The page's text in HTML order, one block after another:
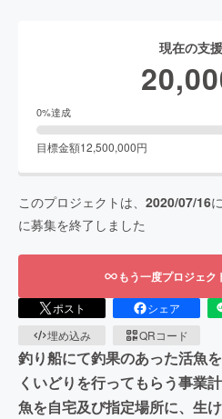
現在の支
0%達成
目標金額12,500,000円
このプロジェクトは、 2020/07/16
に募集を終了しました
もう一度プロジェク
ポスト シェア
埋め込み
QRコード
釣り船にて釣果のあった活魚
くいどりを行ってもらう事業
魚を自宅及び指定場所に、生